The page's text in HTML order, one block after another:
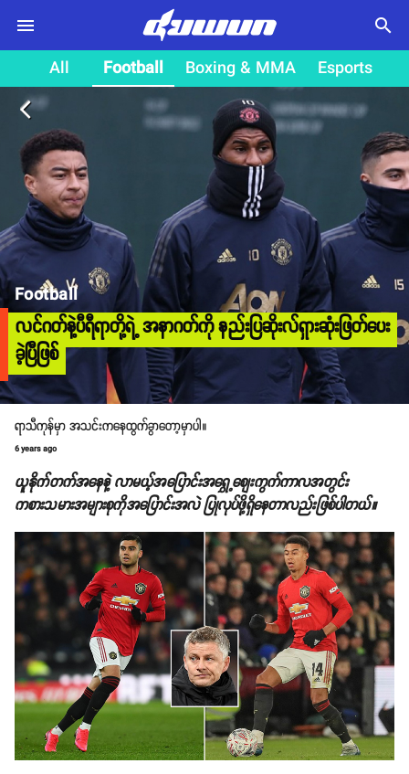
search
All Football Boxing & MMA Esports
arrow_back_ios
Football
လင်ဂတ်နဲ့ပီရီရာတို့ရဲ့ အနာဂတ်ကို နည်းပြဆိုးလ်ရှားဆုံးဖြတ်ပေး
ခဲ့ပြီဖြစ်
ရာသီကုန်မှာ အသင်းကနေထွက်ခွာတော့မှာပါ။
6 years ago
ယူနိုက်တက်အနေနဲ့ လာမယ့်အပြောင်းအရွှေ့စျေးကွက်ကာလအတွင်း
ကစားသမားအများစုကိုအပြောင်းအလဲ ပြုလုပ်ဖို့ရှိနေတာလည်းဖြစ်ပါတယ်။